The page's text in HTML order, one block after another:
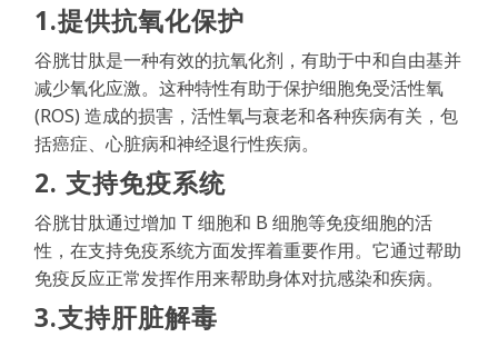
1.提供抗氧化保护
谷胱甘肽是一种有效的抗氧化剂，有助于中和自由基并
减少氧化应激。这种特性有助于保护细胞免受活性氧
(ROS) 造成的损害，活性氧与衰老和各种疾病有关，包
括癌症、心脏病和神经退行性疾病。
2. 支持免疫系统
谷胱甘肽通过增加 T 细胞和 B 细胞等免疫细胞的活
性，在支持免疫系统方面发挥着重要作用。它通过帮助
免疫反应正常发挥作用来帮助身体对抗感染和疾病。
3.支持肝脏解毒